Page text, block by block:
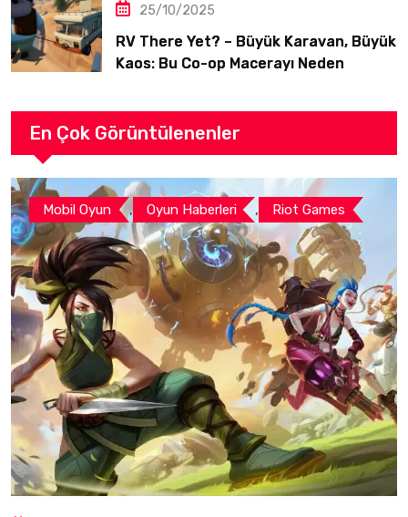
25/10/2025
RV There Yet? – Büyük Karavan, Büyük
Kaos: Bu Co-op Macerayı Neden
En Çok Görüntülenenler
Mobil Oyun , Oyun Haberleri , Riot Games